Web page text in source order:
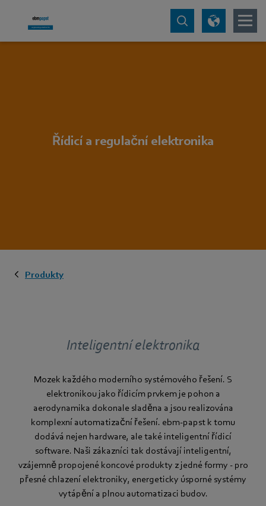
Řídicí a regulační elektronika
Produkty
Inteligentní elektronika
Mozek každého moderního systémového řešení. S
elektronikou jako řídicím prvkem je pohon a
aerodynamika dokonale sladěna a jsou realizována
komplexní automatizační řešení. ebm‑papst k tomu
dodává nejen hardware, ale také inteligentní řídicí
software. Naši zákazníci tak dostávají inteligentní,
vzájemně propojené koncové produkty z jedné formy - pro
přesné chlazení elektroniky, energeticky úsporné systémy
vytápění a plnou automatizaci budov.